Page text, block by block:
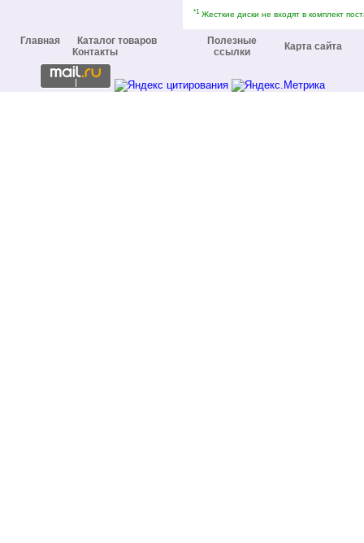
*1 Жесткие диски не входят в комплект
Главная
Каталог товаров
Контакты
Полезные
ссылки
Карта сайта